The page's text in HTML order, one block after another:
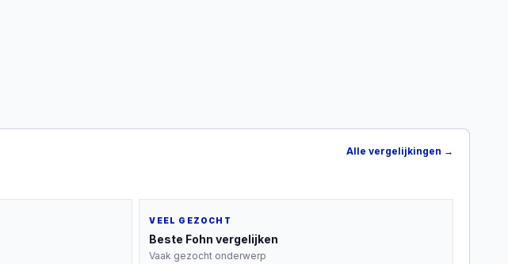
Alle vergelijkingen →
VEEL GEZOCHT
Beste Fohn vergelijken
Vaak gezocht onderwerp